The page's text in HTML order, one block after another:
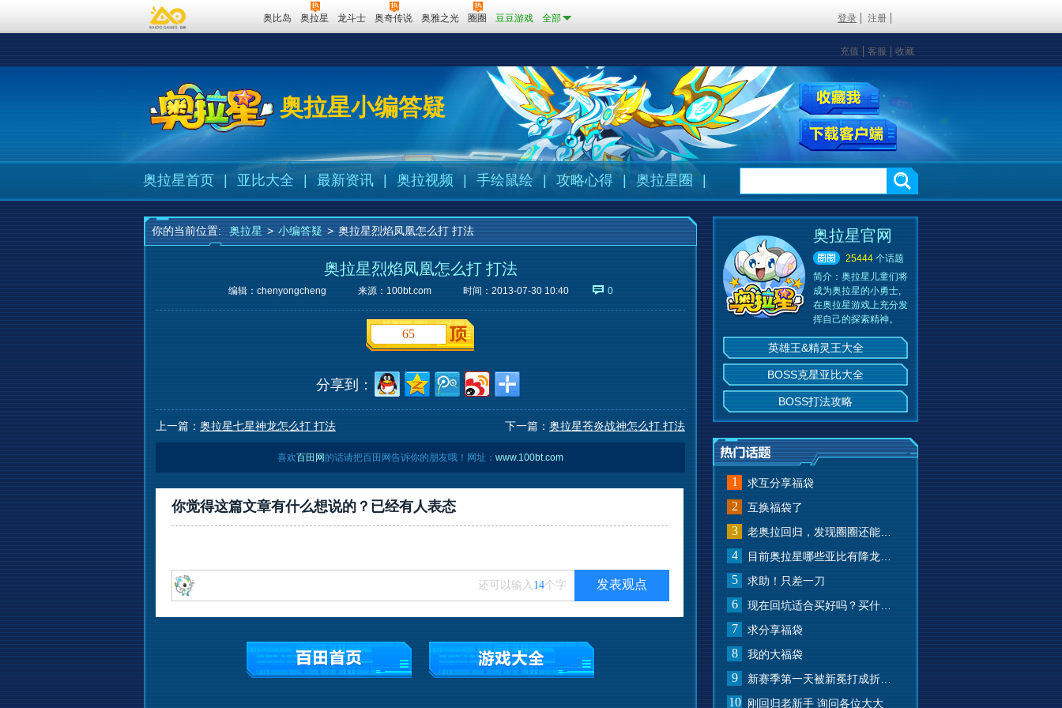
奥比岛 奥拉星 龙斗士 奥奇传说 奥雅之光 圈圈 豆豆游戏 全部 登录 注册
充值 客服 收藏
奥拉星小编答疑
奥拉星首页 亚比大全 最新资讯 奥拉视频 手绘鼠绘 攻略心得 | 奥拉星圈
你的当前位置: 奥拉星 > 小编答疑 > 奥拉星烈焰凤凰怎么打 打法
奥拉星烈焰凤凰怎么打 打法
编辑：chenyongcheng 来源： 100bt.com 时间：2013-07-30 10:40 0
65
分享到：
上一篇： 奥拉星七星神龙怎么打 打法 下一篇： 奥拉星苍炎战神怎么打 打法
喜欢百田网 的话请把百田网告诉你的朋友哦！网址： www.100bt.com
你觉得这篇文章有什么想说的？已经有人表态
还可以输入 14个字 发表观点
奥拉星官网
25444 个话题
简介： 奥拉星儿童们将
成为奥拉星的小勇士,
在奥拉星游戏上充分发
挥自己的探索精神。
英雄王&精灵王大全
BOSS克星亚比大全
BOSS打法攻略
1 求互分享福袋
2 互换福袋了
3
4
5 求助！只差一刀
6
7 求分享福袋
8 我的大福袋
9
10 刚回归老新手 询问各位大大